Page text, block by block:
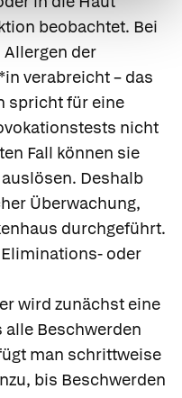
beobachtet. Bei
der
verabreicht – das
spricht für eine
nicht
Fall können sie
auslösen. Deshalb
Überwachung,
durchgeführt.
Eliminations- oder
wird zunächst eine
alle Beschwerden
man schrittweise
bis Beschwerden